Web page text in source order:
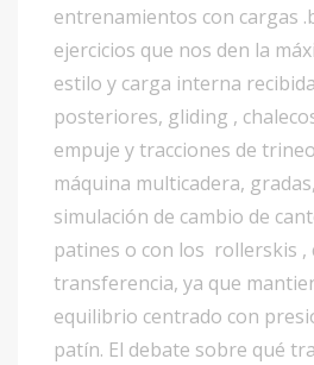
entrenamientos con cargas
ejercicios que nos den la
estilo y carga interna
posteriores, gliding ,
empuje y tracciones de
máquina multicadera,
simulación de cambio de
patines o con los rollerskis ,
transferencia, ya que
equilibrio centrado con
patín. El debate sobre qué